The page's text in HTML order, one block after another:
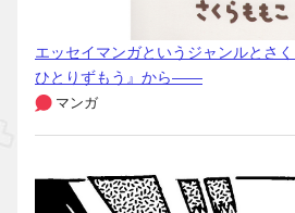
エッセイマンガというジャンルとさ
ひとりずもう』から――
マンガ